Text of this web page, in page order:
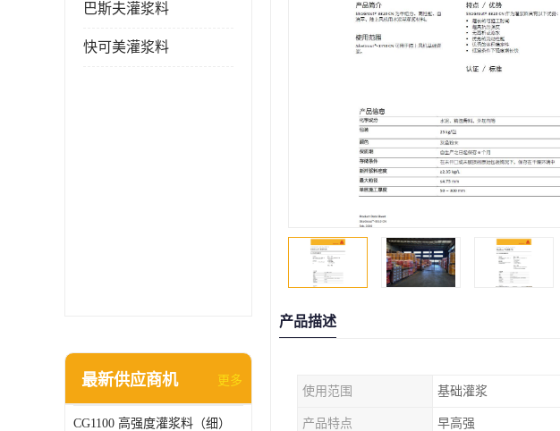
巴斯夫灌浆料
快可美灌浆料
最新供应商机 更多
CG1100 高强度灌浆料（细）
产品描述
使用范围 基础灌浆
产品特点 早高强